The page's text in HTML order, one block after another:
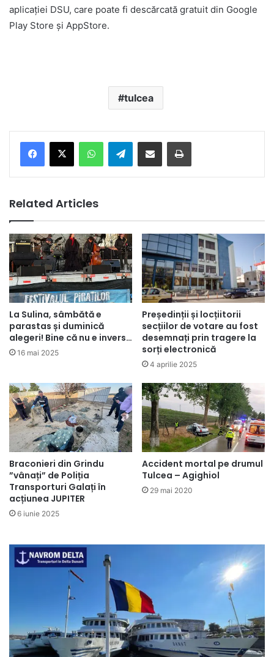
aplicației DSU, care poate fi descărcată gratuit din Google
Play Store și AppStore.
tulcea
Telegram
Related Articles
La Sulina, sâmbătă e
parastas și duminică
alegeri! Bine că nu e invers…
16 mai 2025
Președinții și locțiitorii
secțiilor de votare au fost
desemnați prin tragere la
sorți electronică
4 aprilie 2025
Braconieri din Grindu
”vânați” de Poliția
Transporturi Galați în
acțiunea JUPITER
6 iunie 2025
Accident mortal pe drumul
Tulcea – Agighiol
29 mai 2020